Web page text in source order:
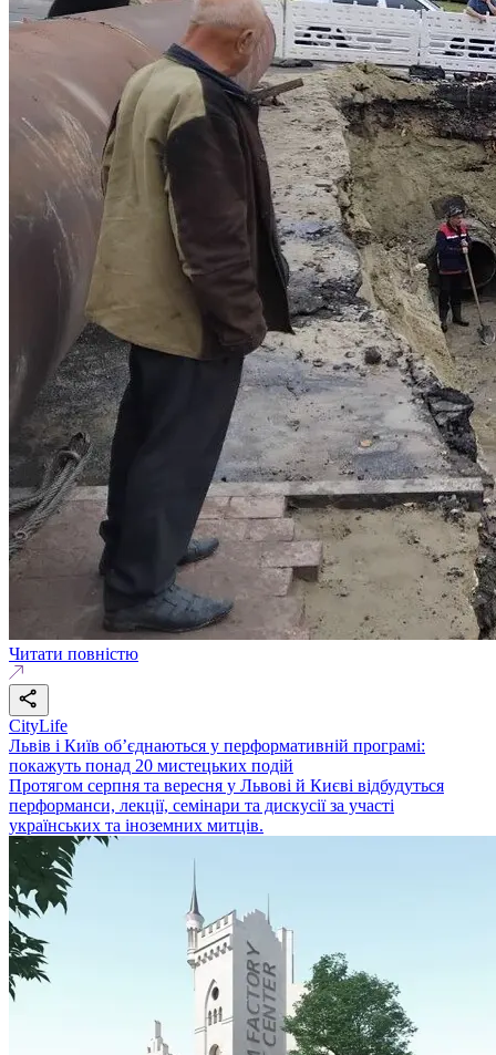
Читати повністю
CityLife
Львів і Київ об’єднаються у перформативній програмі:
покажуть понад 20 мистецьких подій
Протягом серпня та вересня у Львові й Києві відбудуться
перформанси, лекції, семінари та дискусії за участі
українських та іноземних митців.